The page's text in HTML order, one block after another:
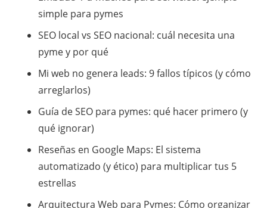
simple para pymes
SEO local vs SEO nacional: cuál necesita una
pyme y por qué
Mi web no genera leads: 9 fallos típicos (y cómo
arreglarlos)
Guía de SEO para pymes: qué hacer primero (y
qué ignorar)
​Reseñas en Google Maps: El sistema
automatizado (y ético) para multiplicar tus 5
estrellas
​Arquitectura Web para Pymes: Cómo organizar